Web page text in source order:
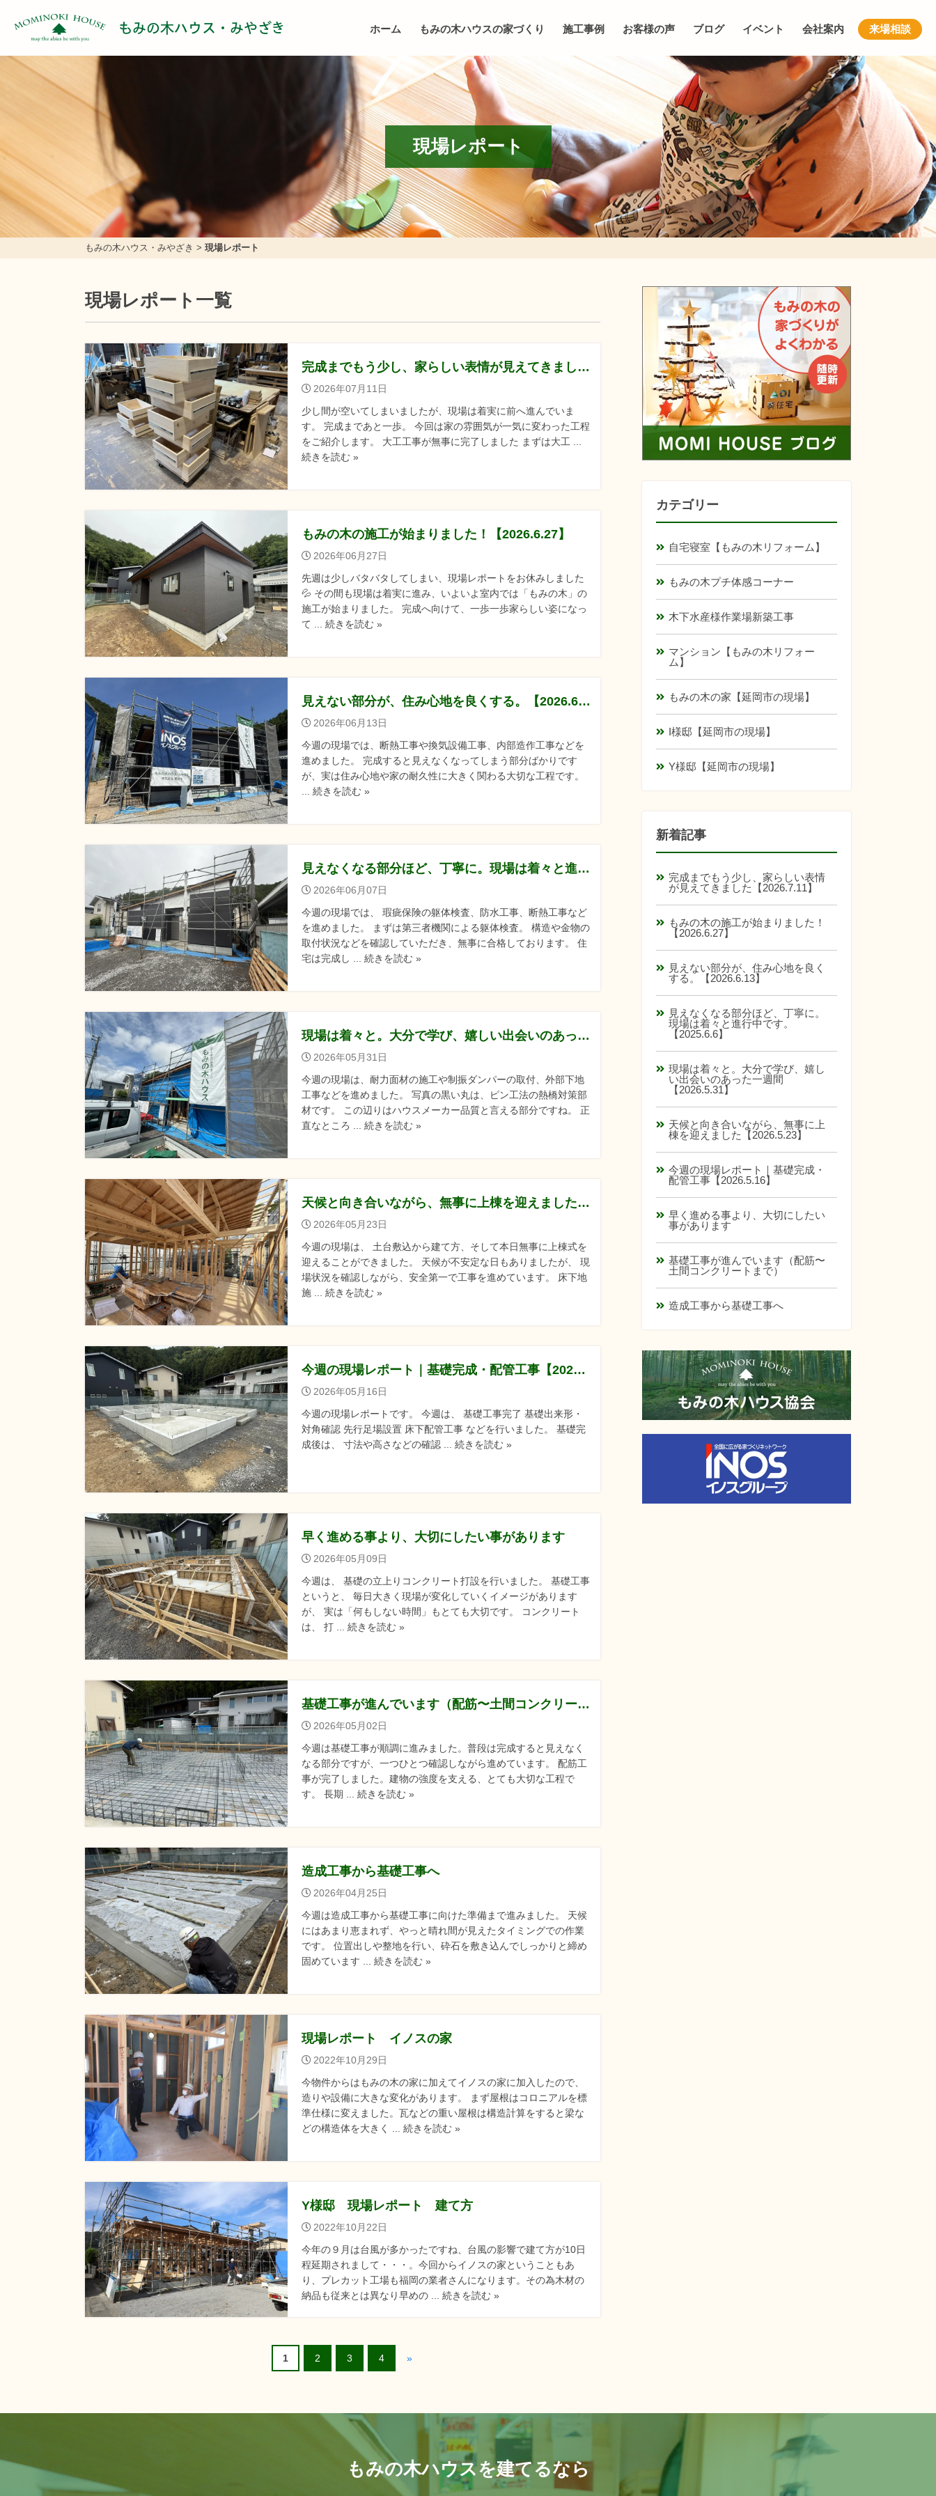
もみの木ハウス・みやざき ホーム もみの木ハウスの家づくり 施工事例 お客様の声 ブログ イベント 会社案内 来場相談
現場レポート
もみの木ハウス・みやざき > 現場レポート
現場レポート一覧
完成までもう少し、家らしい表情が見えてきました【2026.7.11】
2026年07月11日
少し間が空いてしまいましたが、現場は着実に前へ進んでいま
す。 完成まであと一歩。 今回は家の雰囲気が一気に変わった工程
をご紹介します。 大工工事が無事に完了しました まずは大工 ...
続きを読む »
もみの木の施工が始まりました！【2026.6.27】
2026年06月27日
先週は少しバタバタしてしまい、現場レポートをお休みしました
💦 その間も現場は着実に進み、いよいよ室内では「もみの木」の
施工が始まりました。 完成へ向けて、一歩一歩家らしい姿になっ
て ... 続きを読む »
見えない部分が、住み心地を良くする。【2026.6.13】
2026年06月13日
今週の現場では、断熱工事や換気設備工事、内部造作工事などを
進めました。 完成すると見えなくなってしまう部分ばかりです
が、実は住み心地や家の耐久性に大きく関わる大切な工程です。
... 続きを読む »
見えなくなる部分ほど、丁寧に。現場は着々と進行中です。【2025.6.6】
2026年06月07日
今週の現場では、 瑕疵保険の躯体検査、防水工事、断熱工事など
を進めました。 まずは第三者機関による躯体検査。 構造や金物の
取付状況などを確認していただき、無事に合格しております。 住
宅は完成し ... 続きを読む »
現場は着々と。大分で学び、嬉しい出会いのあった一週間【2026.5.31】
2026年05月31日
今週の現場は、耐力面材の施工や制振ダンパーの取付、外部下地
工事などを進めました。 写真の黒い丸は、ピン工法の熱橋対策部
材です。 この辺りはハウスメーカー品質と言える部分ですね。 正
直なところ ... 続きを読む »
天候と向き合いながら、無事に上棟を迎えました【2026.5.23】
2026年05月23日
今週の現場は、 土台敷込から建て方、そして本日無事に上棟式を
迎えることができました。 天候が不安定な日もありましたが、 現
場状況を確認しながら、安全第一で工事を進めています。 床下地
施 ... 続きを読む »
今週の現場レポート｜基礎完成・配管工事【2026.5.16】
2026年05月16日
今週の現場レポートです。 今週は、 基礎工事完了 基礎出来形・
対角確認 先行足場設置 床下配管工事 などを行いました。 基礎完
成後は、 寸法や高さなどの確認 ... 続きを読む »
早く進める事より、大切にしたい事があります
2026年05月09日
今週は、 基礎の立上りコンクリート打設を行いました。 基礎工事
というと、 毎日大きく現場が変化していくイメージがあります
が、 実は「何もしない時間」もとても大切です。 コンクリート
は、 打 ... 続きを読む »
基礎工事が進んでいます（配筋〜土間コンクリートまで）
2026年05月02日
今週は基礎工事が順調に進みました。普段は完成すると見えなく
なる部分ですが、一つひとつ確認しながら進めています。 配筋工
事が完了しました。建物の強度を支える、とても大切な工程で
す。 長期 ... 続きを読む »
造成工事から基礎工事へ
2026年04月25日
今週は造成工事から基礎工事に向けた準備まで進みました。 天候
にはあまり恵まれず、やっと晴れ間が見えたタイミングでの作業
です。 位置出しや整地を行い、砕石を敷き込んでしっかりと締め
固めています ... 続きを読む »
現場レポート イノスの家
2022年10月29日
今物件からはもみの木の家に加えてイノスの家に加入したので、
造りや設備に大きな変化があります。 まず屋根はコロニアルを標
準仕様に変えました。瓦などの重い屋根は構造計算をすると梁な
どの構造体を大きく ... 続きを読む »
Y様邸 現場レポート 建て方
2022年10月22日
今年の９月は台風が多かったですね、台風の影響で建て方が10日
程延期されまして・・・。今回からイノスの家ということもあ
り、プレカット工場も福岡の業者さんになります。その為木材の
納品も従来とは異なり早めの ... 続きを読む »
1 2 3 4 »
カテゴリー
自宅寝室【もみの木リフォーム】
もみの木プチ体感コーナー
木下水産様作業場新築工事
マンション【もみの木リフォー
ム】
もみの木の家【延岡市の現場】
I様邸【延岡市の現場】
Y様邸【延岡市の現場】
新着記事
完成までもう少し、家らしい表情
が見えてきました【2026.7.11】
もみの木の施工が始まりました！
【2026.6.27】
見えない部分が、住み心地を良く
する。【2026.6.13】
見えなくなる部分ほど、丁寧に。
現場は着々と進行中です。
【2025.6.6】
現場は着々と。大分で学び、嬉し
い出会いのあった一週間
【2026.5.31】
天候と向き合いながら、無事に上
棟を迎えました【2026.5.23】
今週の現場レポート｜基礎完成・
配管工事【2026.5.16】
早く進める事より、大切にしたい
事があります
基礎工事が進んでいます（配筋〜
土間コンクリートまで）
造成工事から基礎工事へ
もみの木ハウスを建てるなら